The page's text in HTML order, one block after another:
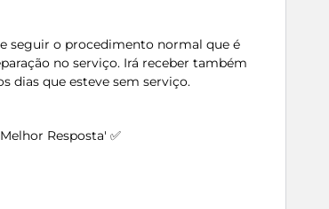
seguir o procedimento normal que é
no serviço. Irá receber também
dias que esteve sem serviço.
Resposta' ✅